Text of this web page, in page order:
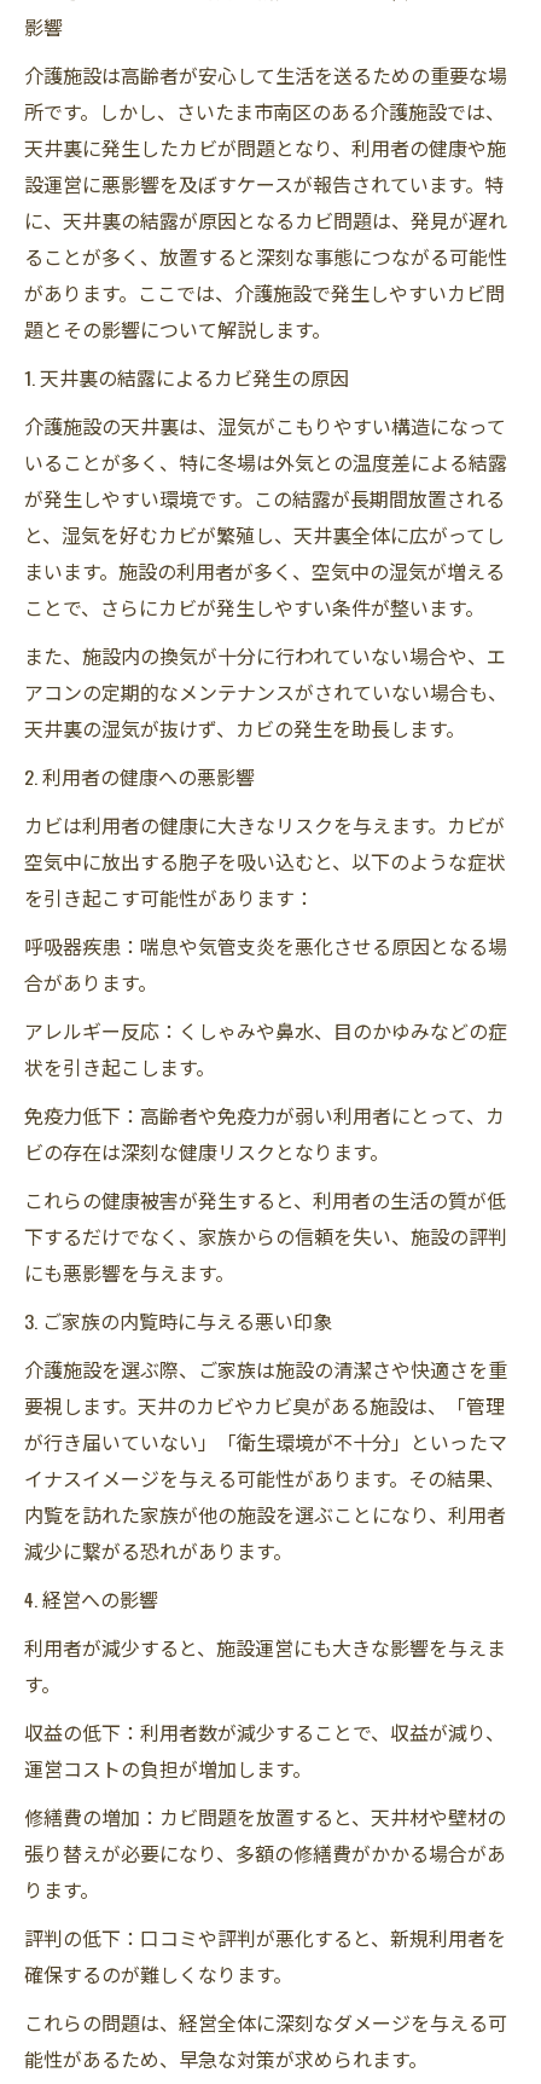
影響
介護施設は高齢者が安心して生活を送るための重要な場
所です。しかし、さいたま市南区のある介護施設では、
天井裏に発生したカビが問題となり、利用者の健康や施
設運営に悪影響を及ぼすケースが報告されています。特
に、天井裏の結露が原因となるカビ問題は、発見が遅れ
ることが多く、放置すると深刻な事態につながる可能性
があります。ここでは、介護施設で発生しやすいカビ問
題とその影響について解説します。
1. 天井裏の結露によるカビ発生の原因
介護施設の天井裏は、湿気がこもりやすい構造になって
いることが多く、特に冬場は外気との温度差による結露
が発生しやすい環境です。この結露が長期間放置される
と、湿気を好むカビが繁殖し、天井裏全体に広がってし
まいます。施設の利用者が多く、空気中の湿気が増える
ことで、さらにカビが発生しやすい条件が整います。
また、施設内の換気が十分に行われていない場合や、エ
アコンの定期的なメンテナンスがされていない場合も、
天井裏の湿気が抜けず、カビの発生を助長します。
2. 利用者の健康への悪影響
カビは利用者の健康に大きなリスクを与えます。カビが
空気中に放出する胞子を吸い込むと、以下のような症状
を引き起こす可能性があります：
呼吸器疾患：喘息や気管支炎を悪化させる原因となる場
合があります。
アレルギー反応：くしゃみや鼻水、目のかゆみなどの症
状を引き起こします。
免疫力低下：高齢者や免疫力が弱い利用者にとって、カ
ビの存在は深刻な健康リスクとなります。
これらの健康被害が発生すると、利用者の生活の質が低
下するだけでなく、家族からの信頼を失い、施設の評判
にも悪影響を与えます。
3. ご家族の内覧時に与える悪い印象
介護施設を選ぶ際、ご家族は施設の清潔さや快適さを重
要視します。天井のカビやカビ臭がある施設は、「管理
が行き届いていない」「衛生環境が不十分」といったマ
イナスイメージを与える可能性があります。その結果、
内覧を訪れた家族が他の施設を選ぶことになり、利用者
減少に繋がる恐れがあります。
4. 経営への影響
利用者が減少すると、施設運営にも大きな影響を与えま
す。
収益の低下：利用者数が減少することで、収益が減り、
運営コストの負担が増加します。
修繕費の増加：カビ問題を放置すると、天井材や壁材の
張り替えが必要になり、多額の修繕費がかかる場合があ
ります。
評判の低下：口コミや評判が悪化すると、新規利用者を
確保するのが難しくなります。
これらの問題は、経営全体に深刻なダメージを与える可
能性があるため、早急な対策が求められます。